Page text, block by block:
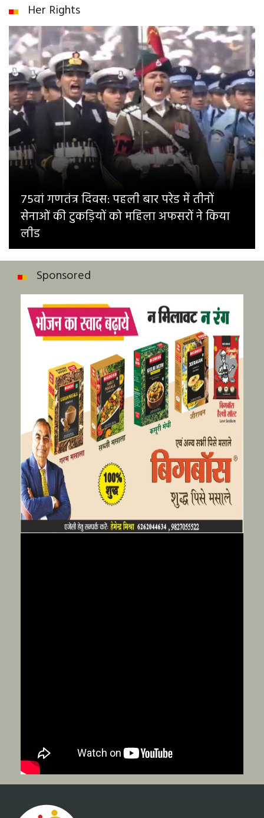
Her Rights
75वां गणतंत्र दिवस: पहली बार परेड में तीनों
सेनाओं की टुकड़ियों को महिला अफसरों ने किया
लीड
Sponsored